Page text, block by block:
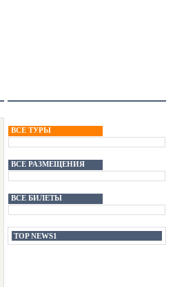
ВСЕ ТУРЫ
ВСЕ РАЗМЕЩЕНИЯ
ВСЕ БИЛЕТЫ
TOP NEWS1